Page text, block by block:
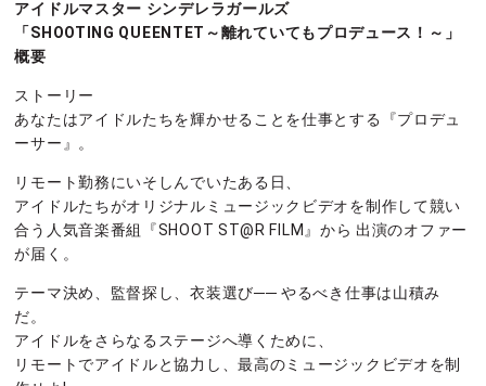
アイドルマスター シンデレラガールズ
「SHOOTING QUEENTET～離れていてもプロデュース！～」
概要
ストーリー
あなたはアイドルたちを輝かせることを仕事とする『プロデュ
ーサー』。
リモート勤務にいそしんでいたある日、
アイドルたちがオリジナルミュージックビデオを制作して競い
合う人気音楽番組『SHOOT ST@R FILM』から 出演のオファー
が届く。
テーマ決め、監督探し、衣装選び── やるべき仕事は山積み
だ。
アイドルをさらなるステージへ導くために、
リモートでアイドルと協力し、最高のミュージックビデオを制